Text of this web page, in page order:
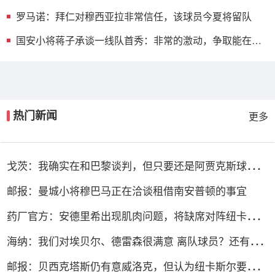
罗马诺：拜仁对穆西亚拉非常信任，该球员今夏将留队
国安小将蒋子承谈一线队首秀：非常的激动，争取能在工
热门新闻 更多
戈茨：我确实在和巴黎谈判，但只要还是阿贾克斯球员我
邮报：曼城小将穆巴马正在洽谈租借南安普顿的事宜
药厂官方：安德里希出现肌肉问题，将缺席对阵纽卡和森
海纳：我们对埃贝尔、德雷森很满意 离队球员？还有3周
邮报：贝西克塔斯仍有意威洛克，但认为纽卡斯尔要价过